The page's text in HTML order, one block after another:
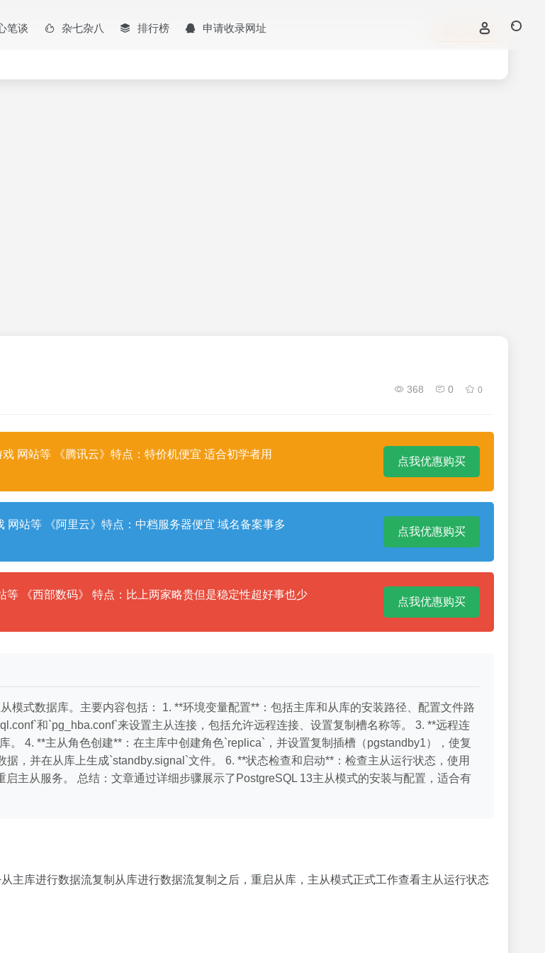
笔谈 杂七杂八 排行榜 申请收录网址 立即入驻
368 0 0
网站等 《腾讯云》特点：特价机便宜 适合初学者用
点我优惠购买
站等 《阿里云》特点：中档服务器便宜 域名备案事多
点我优惠购买
《西部数码》 特点：比上两家略贵但是稳定性超好事也少
点我优惠购买
模式数据库。主要内容包括： 1. **环境变量配置**：包括主库和从库的安装路径、配置文件路
和`pg_hba.conf`来设置主从连接，包括允许远程连接、设置复制槽名称等。 3. **远程连
4. **主从角色创建**：在主库中创建角色`replica`，并设置复制插槽（pgstandby1），使复
，并在从库上生成`standby.signal`文件。 6. **状态检查和启动**：检查主从运行状态，使用
主从服务。 总结：文章通过详细步骤展示了PostgreSQL 13主从模式的安装与配置，适合有
主库进行数据流复制从库进行数据流复制之后，重启从库，主从模式正式工作查看主从运行状态